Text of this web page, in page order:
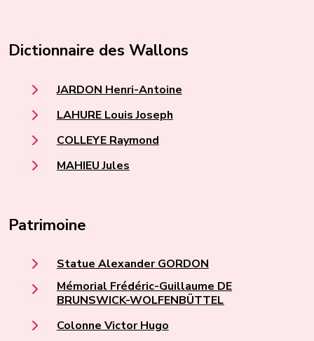
Dictionnaire des Wallons
JARDON Henri-Antoine
LAHURE Louis Joseph
COLLEYE Raymond
MAHIEU Jules
Patrimoine
Statue Alexander GORDON
Mémorial Frédéric-Guillaume DE
BRUNSWICK-WOLFENBÜTTEL
Colonne Victor Hugo